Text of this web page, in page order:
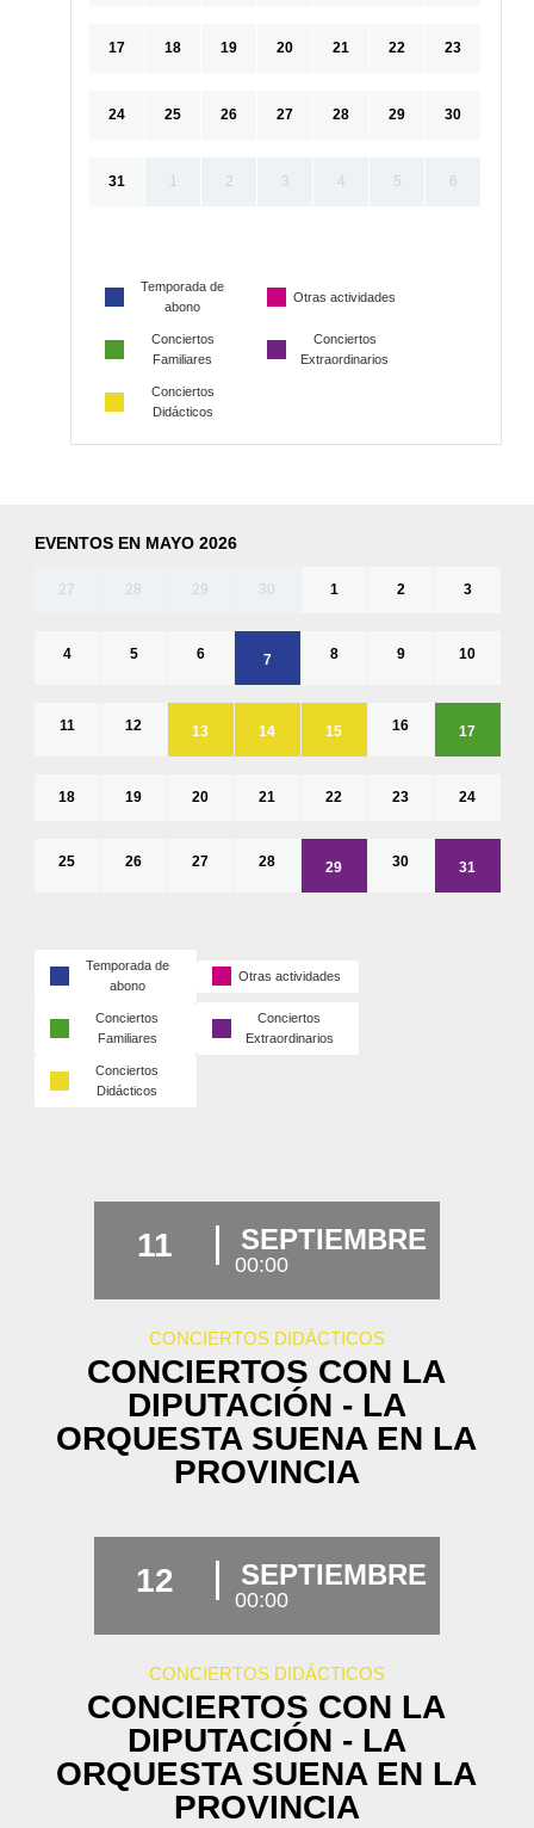
17 18 19 20 21 22 23
24 25 26 27 28 29 30
31 1 2 3 4 5 6
Temporada de
abono
Otras actividades
Conciertos
Familiares
Conciertos
Extraordinarios
Conciertos
Didácticos
EVENTOS EN MAYO 2026
27 28 29 30 1 2 3
4 5 6 7 8 9 10
11 12 13 14 15 16 17
18 19 20 21 22 23 24
25 26 27 28 29 30 31
Temporada de
abono
Otras actividades
Conciertos
Familiares
Conciertos
Extraordinarios
Conciertos
Didácticos
11 SEPTIEMBRE
00:00
CONCIERTOS DIDÁCTICOS
CONCIERTOS CON LA
DIPUTACIÓN - LA
ORQUESTA SUENA EN LA
PROVINCIA
12 SEPTIEMBRE
00:00
CONCIERTOS DIDÁCTICOS
CONCIERTOS CON LA
DIPUTACIÓN - LA
ORQUESTA SUENA EN LA
PROVINCIA